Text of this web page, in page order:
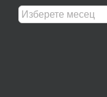
Архива
чланака